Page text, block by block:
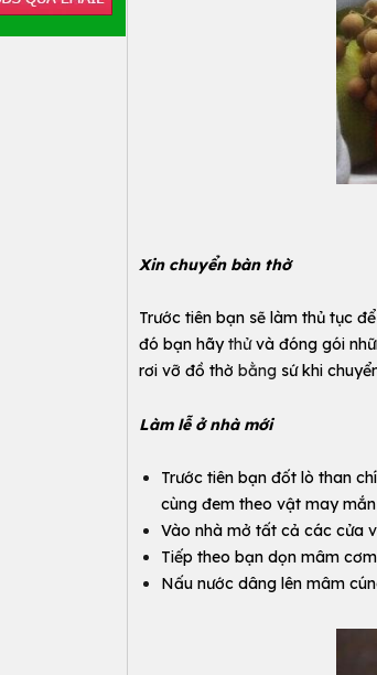
Xin chuyển bàn thờ
Trước tiên bạn sẽ làm thủ tục
đó bạn hãythửvà đóng gói
rơi vỡ đồ thờ bằng sứ khi
Làm lễ ở nhà mới
Trước tiên bạn đốt lò than
cùng đem theo vật may
Vào nhà mở tất cả các cửa
Tiếp theo bạn dọn mâm
Nấu nước dâng lên mâm